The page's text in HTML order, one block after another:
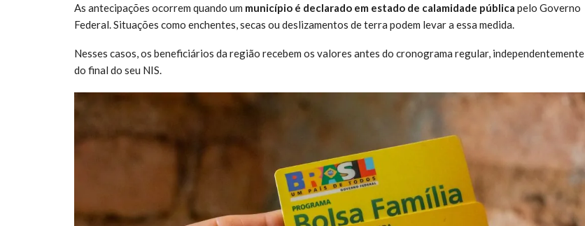
As antecipações ocorrem quando um município é declarado em estado de calamidade pública pelo Governo
Federal. Situações como enchentes, secas ou deslizamentos de terra podem levar a essa medida.
Nesses casos, os beneficiários da região recebem os valores antes do cronograma regular, independentemente
do final do seu NIS.